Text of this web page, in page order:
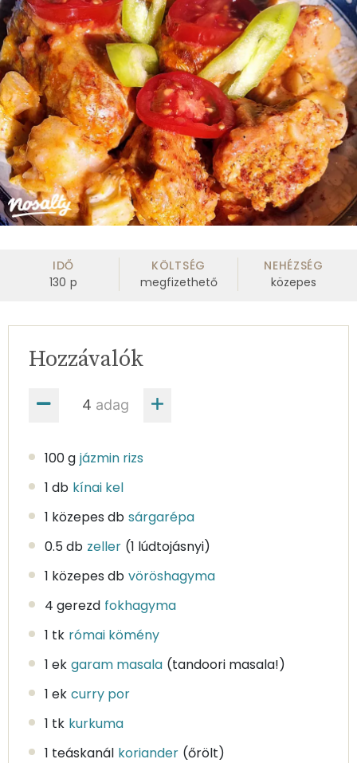
IDŐ
130 p
KÖLTSÉG
megfizethető
NEHÉZSÉG
közepes
adag
Hozzávalók
100 g jázmin rizs
1 db kínai kel
1 közepes db sárgarépa
0.5 db zeller (1 lúdtojásnyi)
1 közepes db vöröshagyma
4 gerezd fokhagyma
1 tk római kömény
1 ek garam masala (tandoori masala!)
1 ek curry por
1 tk kurkuma
1 teáskanál koriander (őrölt)